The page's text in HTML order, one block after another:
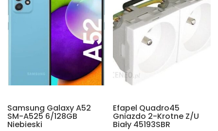
Samsung Galaxy A52
SM-A525 6/128GB
Niebieski
Efapel Quadro45
Gniazdo 2-Krotne Z/U
Biały 45193SBR